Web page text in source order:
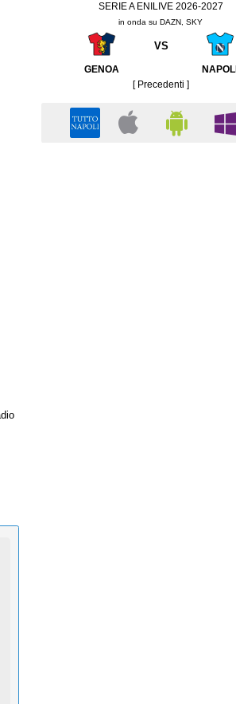
SERIE A ENILIVE 2026-2027
in onda su DAZN, SKY
VS
GENOA
NAPOLI
[ Precedenti ]